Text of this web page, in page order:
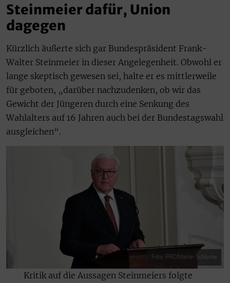
Steinmeier dafür, Union
dagegen
Kürzlich äußerte sich gar Bundespräsident Frank-
Walter Steinmeier in dieser Angelegenheit. Obwohl er
lange skeptisch gewesen sei, halte er es mittlerweile
für geboten, „darüber nachzudenken, ob wir das
Gewicht der Jüngeren durch eine Senkung des
Wahlalters auf 16 Jahren auch bei der Bundestagswahl
ausgleichen“.
Foto: PRO/Martin Schlorke
Kritik auf die Aussagen Steinmeiers folgte